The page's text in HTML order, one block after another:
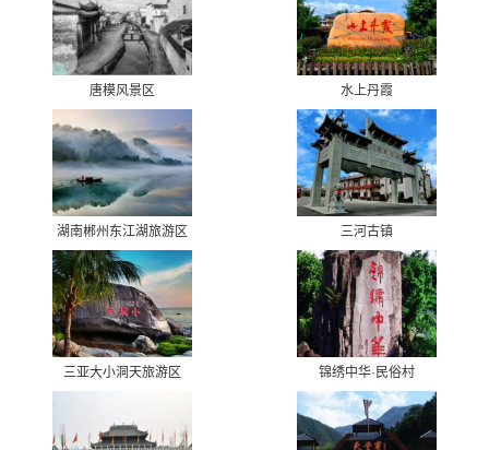
唐模风景区 水上丹霞
湖南郴州东江湖旅游区 三河古镇
三亚大小洞天旅游区 锦绣中华·民俗村